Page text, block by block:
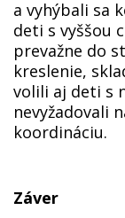
a vyhýbali sa
deti s vyššou
prevažne do
kreslenie,
volili aj deti s
nevyžadovali
koordináciu.
Záver